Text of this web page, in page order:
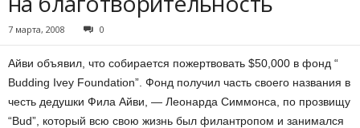
7 марта, 2008 0
Айви объявил, что собирается пожертвовать $50,000 в фонд “
Budding Ivey Foundation”. Фонд получил часть своего названия в
честь дедушки Фила Айви, — Леонарда Симмонса, по прозвищу
“Bud”, который всю свою жизнь был филантропом и занимался